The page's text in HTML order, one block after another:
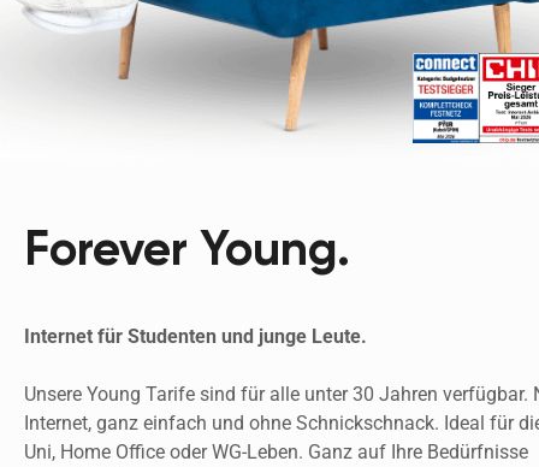
Forever Young.
Internet für Studenten und junge Leute.
Unsere Young Tarife sind für alle unter 30 Jahren verfügbar.
Internet, ganz einfach und ohne Schnickschnack. Ideal für
Uni, Home Office oder WG-Leben. Ganz auf Ihre Bedürfnisse